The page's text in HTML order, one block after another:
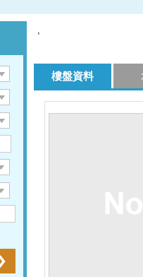
,
樓盤資料